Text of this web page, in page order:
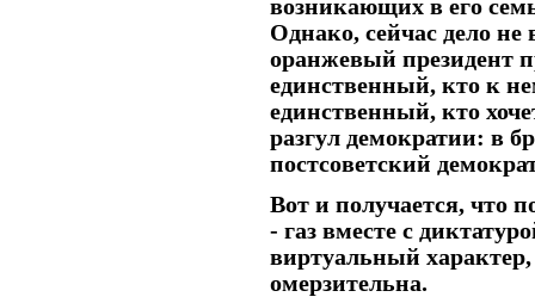
возникающих в его
Однако, сейчас дело
оранжевый президент
единственный, кто к
единственный, кто
разгул демократии: в
постсоветский
Вот и получается, что
- газ вместе с
виртуальный характер,
омерзительна.